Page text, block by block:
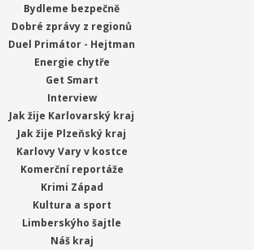
Bydleme bezpečně
Dobré zprávy z regionů
Duel Primátor - Hejtman
Energie chytře
Get Smart
Interview
Jak žije Karlovarský kraj
Jak žije Plzeňský kraj
Karlovy Vary v kostce
Komerční reportáže
Krimi Západ
Kultura a sport
Limberskýho šajtle
Náš kraj